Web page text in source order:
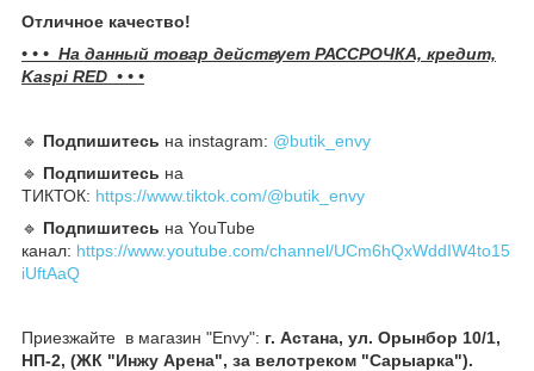
Отличное качество!
• • • На данный товар действует РАССРОЧКА, кредит,
Kaspi RED • • •
🔹️ Подпишитесь на instagram: @butik_envy
🔹️ Подпишитесь на
ТИКТОК: https://www.tiktok.com/@butik_envy
🔹️ Подпишитесь на YouTube
канал: https://www.youtube.com/channel/UCm6hQxWddIW4to15
iUftAaQ
Приезжайте в магазин "Envy": г. Астана, ул. Орынбор 10/1,
НП-2, (ЖК "Инжу Арена", за велотреком "Сарыарка").